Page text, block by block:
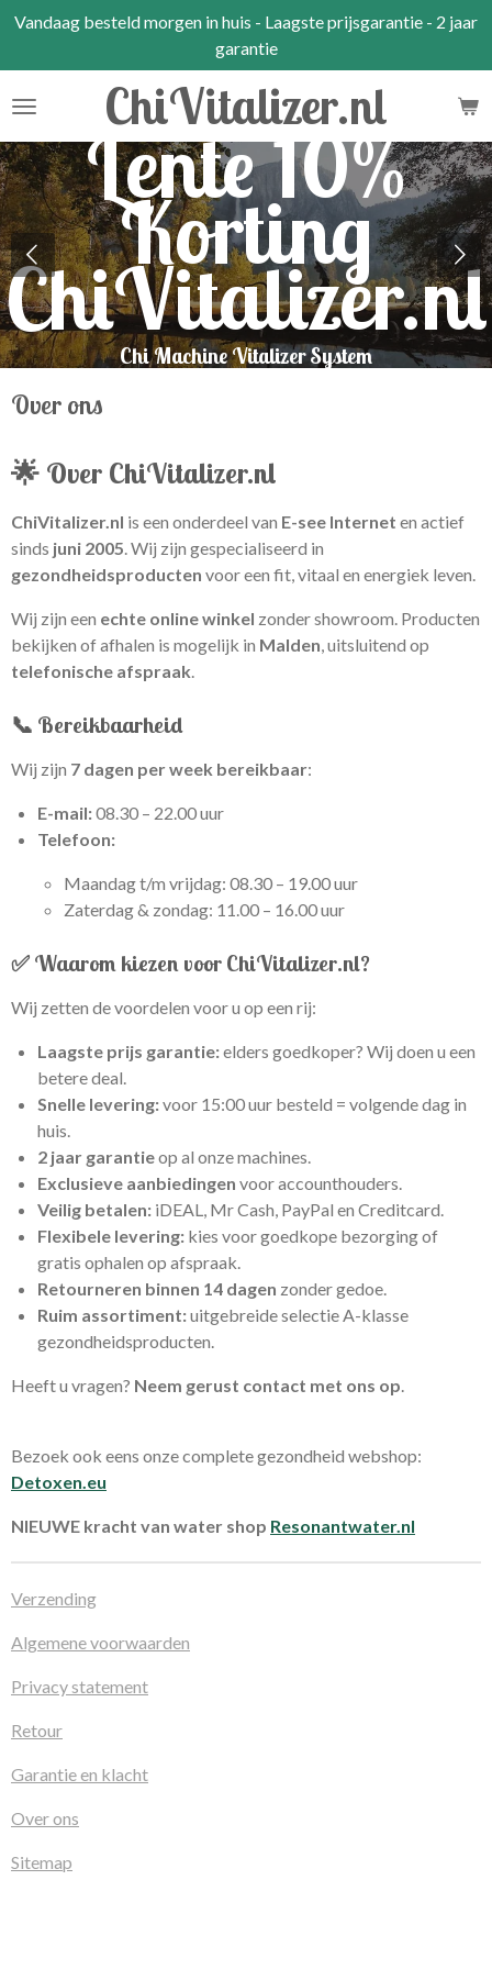
Ga
naar
de
hoofdinhoudChiVitalizer.nl
Vandaag besteld morgen in huis - Laagste prijsgarantie - 2 jaar
garantie
Lente 10%
Korting
ChiVitalizer.nl
Chi Machine Vitalizer System
Over ons
🌟 Over ChiVitalizer.nl
ChiVitalizer.nl is een onderdeel van E-see Internet en actief
sinds juni 2005. Wij zijn gespecialiseerd in
gezondheidsproducten voor een fit, vitaal en energiek leven.
Wij zijn een echte online winkel zonder showroom. Producten
bekijken of afhalen is mogelijk in Malden, uitsluitend op
telefonische afspraak.
📞 Bereikbaarheid
Wij zijn 7 dagen per week bereikbaar:
E-mail:08.30 – 22.00 uur
Telefoon:
Maandag t/m vrijdag: 08.30 – 19.00 uur
Zaterdag & zondag: 11.00 – 16.00 uur
✅ Waarom kiezen voor ChiVitalizer.nl?
Wij zetten de voordelen voor u op een rij:
Laagste prijs garantie:elders goedkoper? Wij doen u een
betere deal.
Snelle levering:voor 15:00 uur besteld = volgende dag in
huis.
2 jaar garantieop al onze machines.
Exclusieve aanbiedingen voor accounthouders.
Veilig betalen: iDEAL, Mr Cash, PayPal en Creditcard.
Flexibele levering: kies voor goedkope bezorging of
gratis ophalen op afspraak.
Retourneren binnen 14 dagen zonder gedoe.
Ruim assortiment:uitgebreide selectie A-klasse
gezondheidsproducten.
Heeft u vragen? Neem gerust contact met ons op.
Bezoek ook eens onze complete gezondheid webshop:
Detoxen.eu
NIEUWE kracht van water shop Resonantwater.nl
Verzending
Algemene voorwaarden
Privacy statement
Retour
Garantie en klacht
Over ons
Sitemap